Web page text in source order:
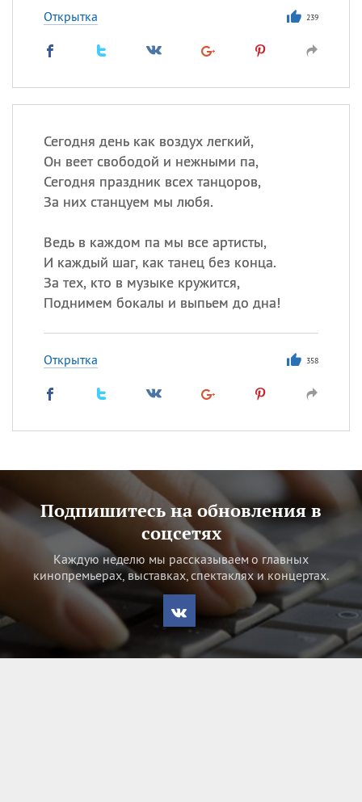
Открытка 239
Сегодня день как воздух легкий,
Он веет свободой и нежными па,
Сегодня праздник всех танцоров,
За них станцуем мы любя.
Ведь в каждом па мы все артисты,
И каждый шаг, как танец без конца.
За тех, кто в музыке кружится,
Поднимем бокалы и выпьем до дна!
Открытка 358
Подпишитесь на обновления в
соцсетях
Каждую неделю мы рассказываем о главных
кинопремьерах, выставках, спектаклях и концертах.